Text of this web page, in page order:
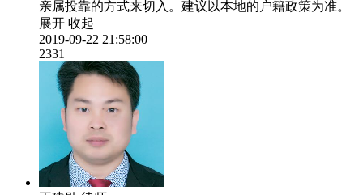
亲属投靠的方式来切入。建议以本地的户籍政策为准。
展开 收起
2019-09-22 21:58:00
2331